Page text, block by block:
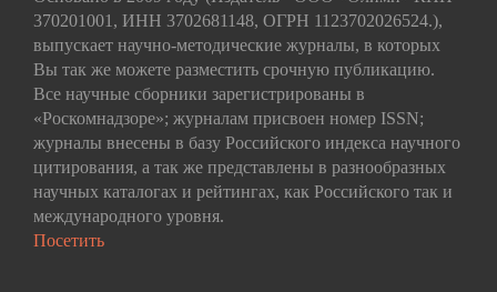
370201001, ИНН 3702681148, ОГРН 1123702026524.),
выпускает научно-методические журналы, в которых
Вы так же можете разместить срочную публикацию.
Все научные сборники зарегистрированы в
«Роскомнадзоре»; журналам присвоен номер ISSN;
журналы внесены в базу Российского индекса научного
цитирования, а так же представлены в разнообразных
научных каталогах и рейтингах, как Российского так и
международного уровня.
Посетить